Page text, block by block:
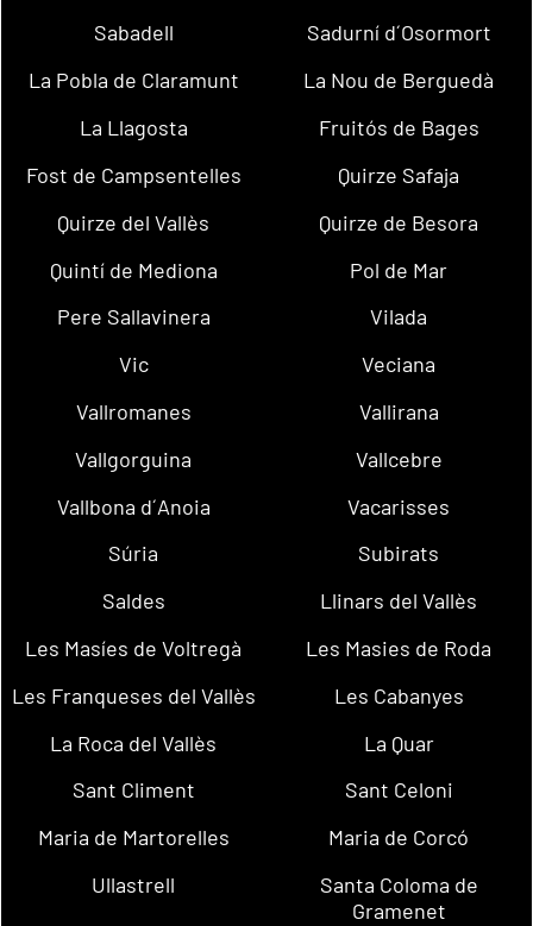
Sabadell
Sadurní d´Osormort
La Pobla de Claramunt
La Nou de Berguedà
La Llagosta
Fruitós de Bages
Fost de Campsentelles
Quirze Safaja
Quirze del Vallès
Quirze de Besora
Quintí de Mediona
Pol de Mar
Pere Sallavinera
Vilada
Vic
Veciana
Vallromanes
Vallirana
Vallgorguina
Vallcebre
Vallbona d´Anoia
Vacarisses
Súria
Subirats
Saldes
Llinars del Vallès
Les Masíes de Voltregà
Les Masies de Roda
Les Franqueses del Vallès
Les Cabanyes
La Roca del Vallès
La Quar
Sant Climent
Sant Celoni
Maria de Martorelles
Maria de Corcó
Ullastrell
Santa Coloma de
Gramenet